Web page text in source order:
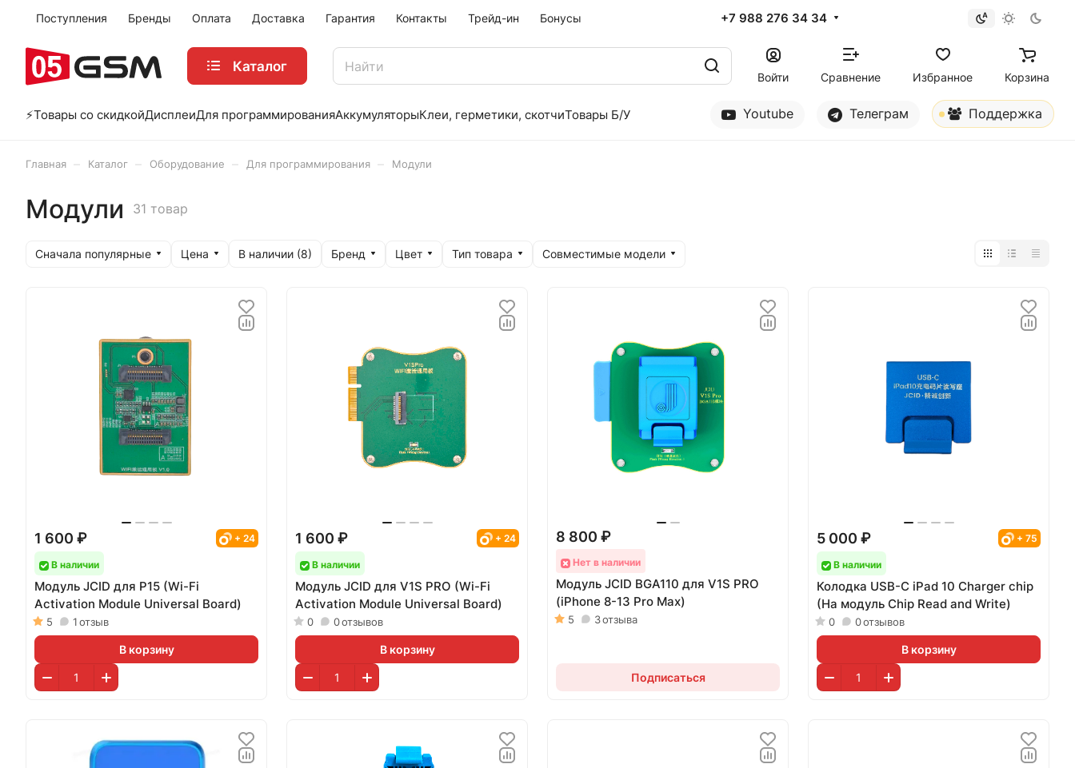
Поступления Бренды Оплата Доставка Гарантия Контакты Трейд-ин Бонусы +7 988 276 34 34
Каталог
Войти Сравнение Избранное Корзина
⚡️Товары со скидкойДисплеиДля программированияАккумуляторыКлеи, герметики, скотчиТовары Б/У Youtube Телеграм Поддержка
Главная Каталог Оборудование Для программирования Модули
Модули 31 товар
Сначала популярные Цена В наличии (8) Бренд Цвет Тип товара Совместимые модели
1 600 ₽ + 24
В наличии
Модуль JCID для P15 (Wi-Fi
Activation Module Universal Board)
5 1отзыв
В корзину
1 600 ₽ + 24
В наличии
Модуль JCID для V1S PRO (Wi-Fi
Activation Module Universal Board)
0 0отзывов
В корзину
8 800 ₽
Нет в наличии
Модуль JCID BGA110 для V1S PRO
(iPhone 8-13 Pro Max)
5 3отзыва
Подписаться
5 000 ₽ + 75
В наличии
Колодка USB-C iPad 10 Charger chip
(На модуль Сhip Read and Write)
0 0отзывов
В корзину